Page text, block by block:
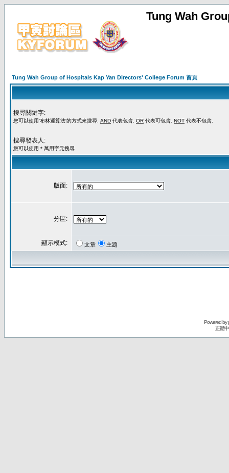
Tung Wah
Tung Wah Group of Hospitals Kap Yan Directors' College Forum 首頁
搜尋關鍵字:
您可以使用'布林運算法'的方式來搜尋. AND 代表包含. OR 代表可包含. NOT 代表不包含.
搜尋發表人:
您可以使用 * 萬用字元搜尋
版面:
分區:
顯示模式: 文章 主題
Powered by
正體